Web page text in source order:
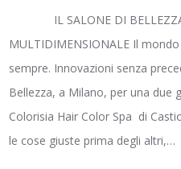
IL SALONE DI BELLEZZA
MULTIDIMENSIONALE Il
sempre. Innovazioni senza
Bellezza, a Milano, per una due
Colorisia Hair Color Spa di
le cose giuste prima degli altri,…